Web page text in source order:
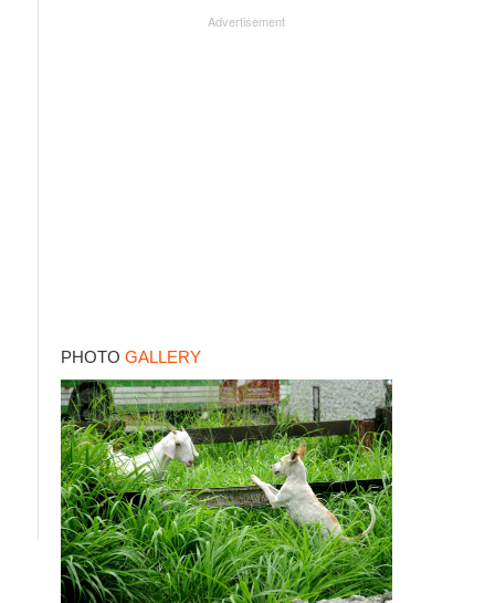
നാളെ ഓറഞ്ചും അലർട്ട്
Advertisement
PHOTO GALLERY